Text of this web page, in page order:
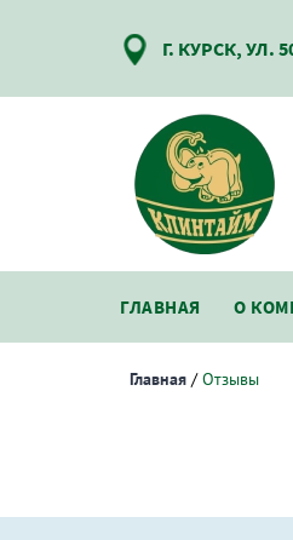
Г. КУРСК, УЛ.
ГЛАВНАЯ О
Главная /Отзывы